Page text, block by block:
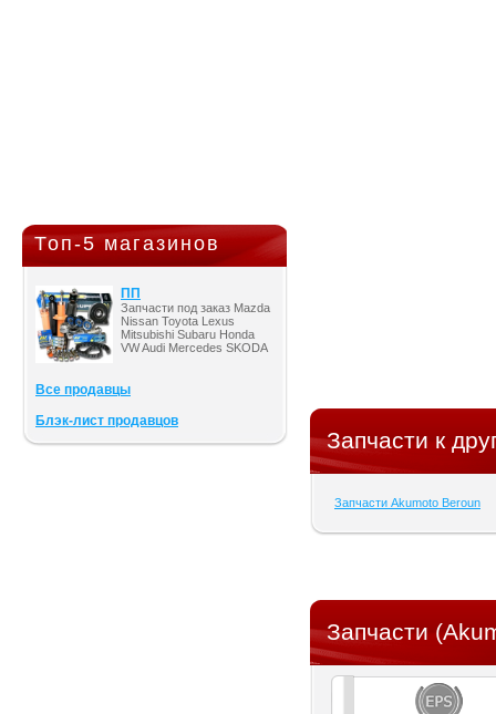
Топ-5 магазинов
ПП
Запчасти под заказ Mazda
Nissan Toyota Lexus
Mitsubishi Subaru Honda
VW Audi Mercedes SKODA
Все продавцы
Блэк-лист продавцов
Запчасти к
Запчасти Akumoto Beroun
Запчасти